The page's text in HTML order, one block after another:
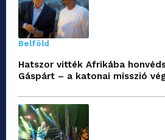
Belföld
Hatszor vitték Afrikába
Gáspárt – a katonai misszió